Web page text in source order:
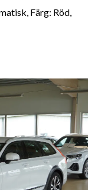
Färg: Röd,